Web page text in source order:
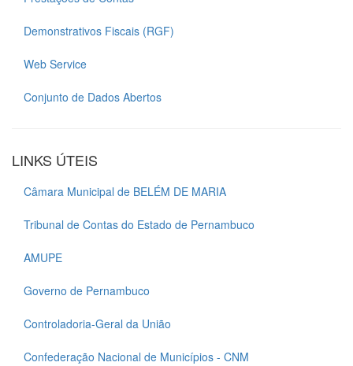
Demonstrativos Fiscais (RGF)
Web Service
Conjunto de Dados Abertos
LINKS ÚTEIS
Câmara Municipal de BELÉM DE MARIA
Tribunal de Contas do Estado de Pernambuco
AMUPE
Governo de Pernambuco
Controladoria-Geral da União
Confederação Nacional de Municípios - CNM